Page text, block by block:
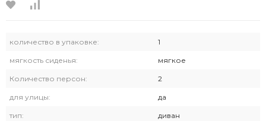
количество в упаковке: 1
мягкость сиденья: мягкое
Количество персон: 2
для улицы: да
тип: диван